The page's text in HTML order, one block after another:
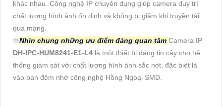
khác nhau. Công nghệ IP chuyên dụng giúp camera duy trì
chất lượng hình ảnh ổn định và không bị giảm khi truyền tải
qua mạng.
♾Nhìn chung những ưu điểm đáng quan tâm Camera IP
DH-IPC-HUM8241-E1-L4 là một thiết bị đáng tin cậy cho hệ
thống giám sát với chất lượng hình ảnh sắc nét, đặc biệt là
vào ban đêm nhờ công nghệ Hồng Ngoại SMD.